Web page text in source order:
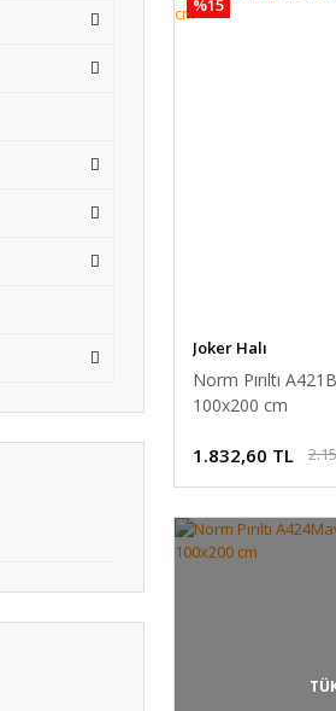
Joker Halı
Norm Pırıltı
100x200 cm
1.832,60 TL